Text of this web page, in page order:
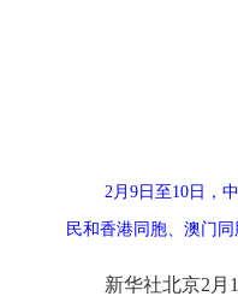
2月9日至10日，
民和香港同胞、澳门
新华社北京2月